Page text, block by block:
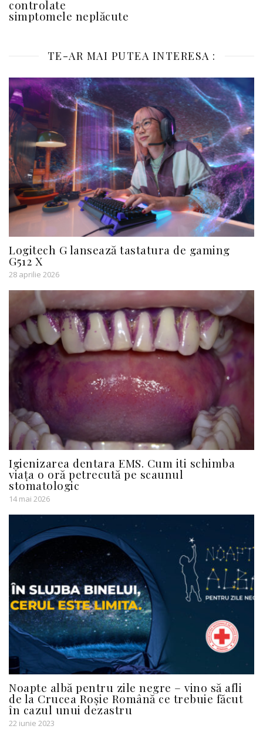
controlate
simptomele neplăcute
TE-AR MAI PUTEA INTERESA :
Logitech G lansează tastatura de gaming
G512 X
28 aprilie 2026
Igienizarea dentara EMS. Cum iti schimba
viața o oră petrecută pe scaunul
stomatologic
14 mai 2026
Noapte albă pentru zile negre – vino să afli
de la Crucea Roșie Română ce trebuie făcut
în cazul unui dezastru
22 iunie 2023